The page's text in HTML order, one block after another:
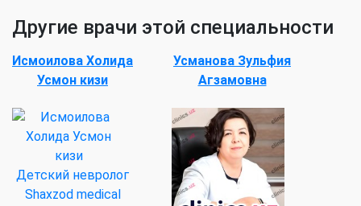
Другие врачи этой специальности
Исмоилова Холида
Усмон кизи
Детский невролог
Shaxzod medical
Усманова Зульфия
Агзамовна